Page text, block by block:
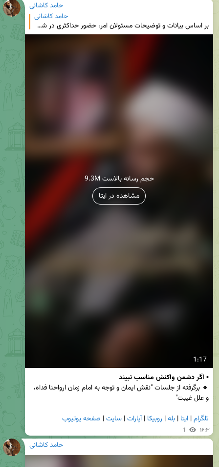
حامد کاشانی
حامد کاشانی
بر اساس بیانات و توضیحات مسئولان امر، حضور حداکثری در شب و روز سه‌شنبه در خیابان، خود خود مجاهدت در
1:17
9.3M حجم رسانه بالاست
مشاهده در ایتا
▪️ اگر دشمن واکنش مناسب نبیند
و علل غیبت"
تلگرام | ایتا | بله | روبیکا | آپارات | سایت | صفحه یوتیوب
1 ۱۶:۳
حامد کاشانی